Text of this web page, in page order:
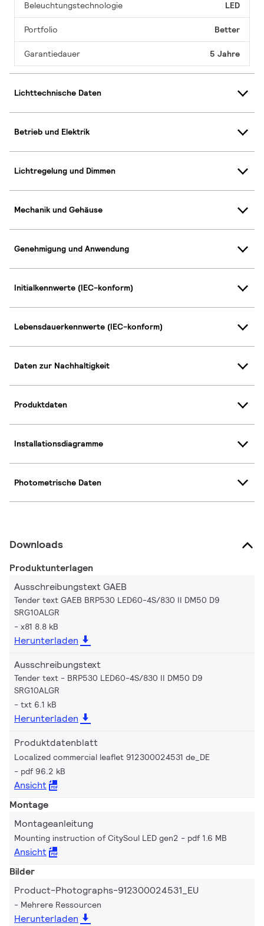
Beleuchtungstechnologie LED
Portfolio Better
Garantiedauer 5 Jahre
Lichttechnische Daten
Betrieb und Elektrik
Lichtregelung und Dimmen
Mechanik und Gehäuse
Genehmigung und Anwendung
Initialkennwerte (IEC-konform)
Lebensdauerkennwerte (IEC-konform)
Daten zur Nachhaltigkeit
Produktdaten
Installationsdiagramme
Photometrische Daten
Downloads
Produktunterlagen
Ausschreibungstext GAEB
Tender text GAEB BRP530 LED60-4S/830 II DM50 D9
SRG10ALGR
x81 8.8 kB
Herunterladen
Ausschreibungstext
Tender text - BRP530 LED60-4S/830 II DM50 D9
SRG10ALGR
txt 6.1 kB
Herunterladen
Produktdatenblatt
Localized commercial leaflet 912300024531 de_DE
pdf 96.2 kB
Ansicht
Montage
Montageanleitung
Mounting instruction of CitySoul LED gen2 pdf 1.6 MB
Ansicht
Bilder
Product-Photographs-912300024531_EU
Mehrere Ressourcen
Herunterladen